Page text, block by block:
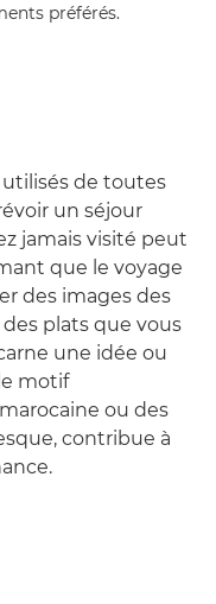
préférés.
de toutes
un séjour
jamais visité peut
que le voyage
des images des
plats que vous
une idée ou
motif
ou des
contribue à